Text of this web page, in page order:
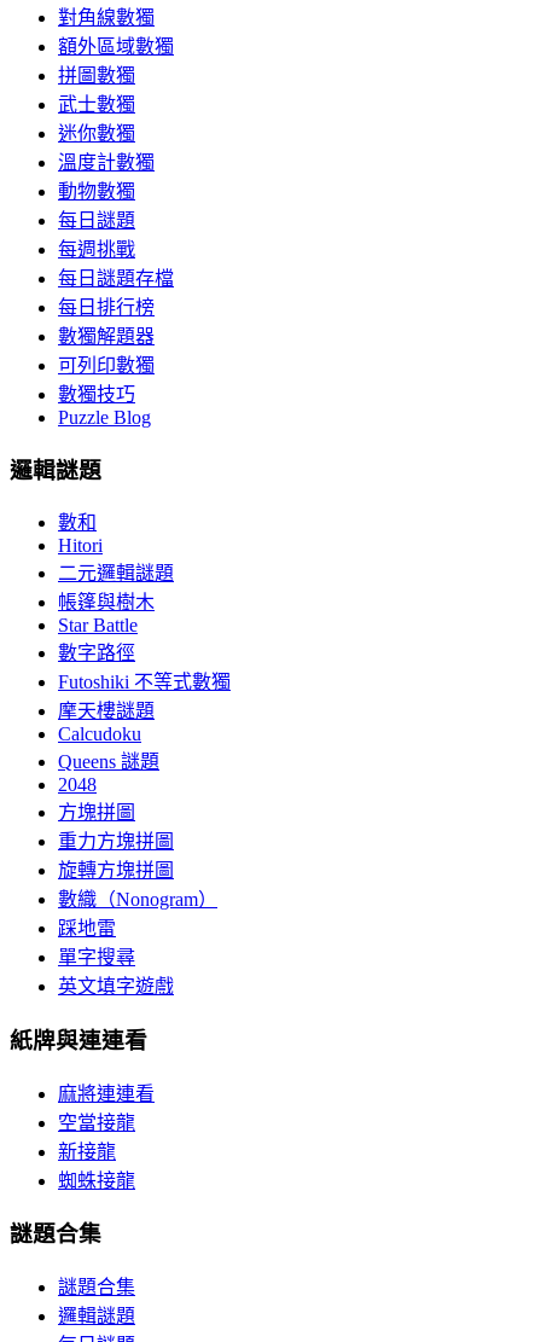
對角線數獨
額外區域數獨
拼圖數獨
武士數獨
迷你數獨
溫度計數獨
動物數獨
每日謎題
每週挑戰
每日謎題存檔
每日排行榜
數獨解題器
可列印數獨
數獨技巧
Puzzle Blog
邏輯謎題
數和
Hitori
二元邏輯謎題
帳篷與樹木
Star Battle
數字路徑
Futoshiki 不等式數獨
摩天樓謎題
Calcudoku
Queens 謎題
2048
方塊拼圖
重力方塊拼圖
旋轉方塊拼圖
數織（Nonogram）
踩地雷
單字搜尋
英文填字遊戲
紙牌與連連看
麻將連連看
空當接龍
新接龍
蜘蛛接龍
謎題合集
謎題合集
邏輯謎題